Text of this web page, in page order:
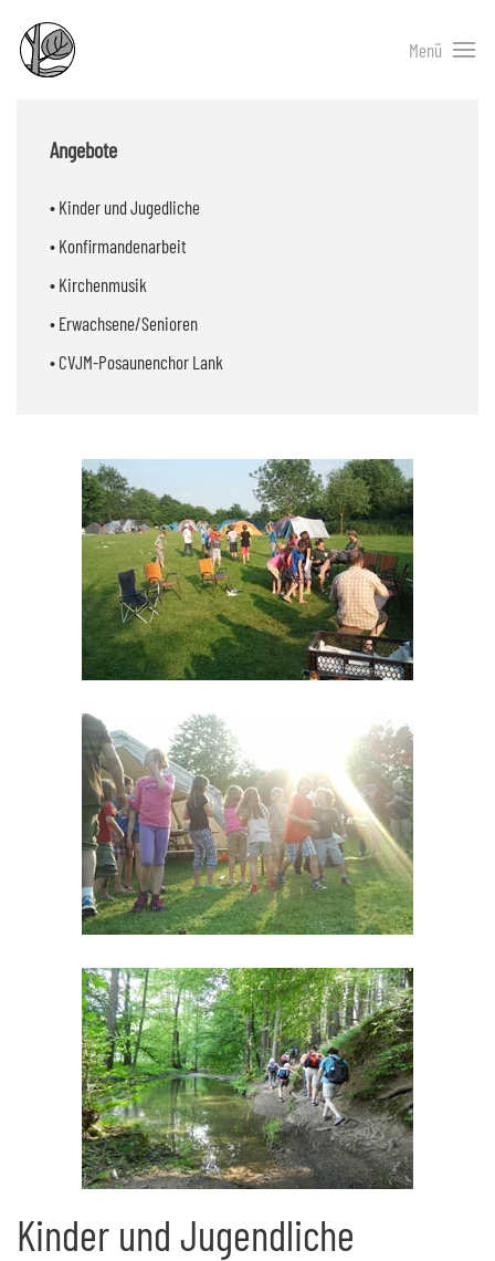
Menü
Angebote
• Kinder und Jugedliche
• Konfirmandenarbeit
• Kirchenmusik
• Erwachsene/Senioren
• CVJM-Posaunenchor Lank
Kinder und Jugendliche